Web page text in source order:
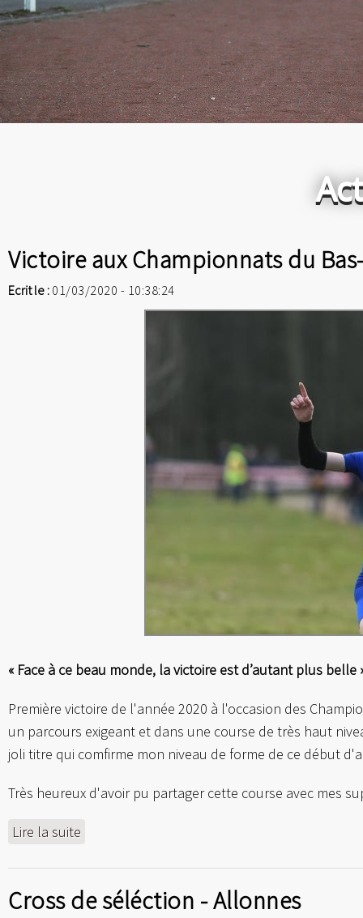
Victoire aux Championnats du
Ecrit le : 01/03/2020 - 10:38:24
« Face à ce beau monde, la victoire est d’autant plus belle
Première victoire de l'année 2020 à l'occasion des
un parcours exigeant et dans une course de très haut
joli titre qui comfirme mon niveau de forme de ce début
Très heureux d'avoir pu partager cette course avec mes
Lire la suite
Cross de séléction - Allonnes